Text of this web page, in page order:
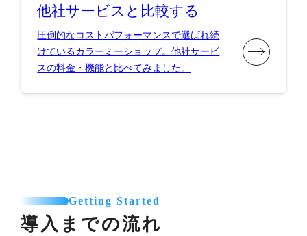
他社サービスと比較する
圧倒的なコストパフォーマンスで選ばれ続
けているカラーミーショップ。他社サービ
スの料金・機能と比べてみました。
Getting Started
導入までの流れ